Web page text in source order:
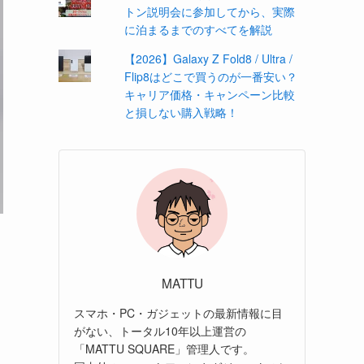
トン説明会に参加してから、実際
に泊まるまでのすべてを解説
【2026】Galaxy Z Fold8 / Ultra /
Flip8はどこで買うのが一番安い？
キャリア価格・キャンペーン比較
と損しない購入戦略！
MATTU
スマホ・PC・ガジェットの最新情報に目
がない、トータル10年以上運営の
「MATTU SQUARE」管理人です。